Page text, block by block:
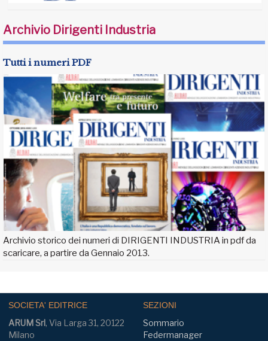
Archivio Dirigenti Industria
Tutti i numeri PDF
Archivio storico dei numeri di DIRIGENTI INDUSTRIA in pdf da
scaricare, a partire da Gennaio 2013.
SOCIETA' EDITRICE
ARUM Srl, Via Larga 31, 20122
Milano
SEZIONI
Sommario
Federmanager